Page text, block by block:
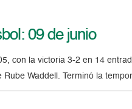
09 de junio
con la victoria 3-2 en 14
Waddell. Terminó la